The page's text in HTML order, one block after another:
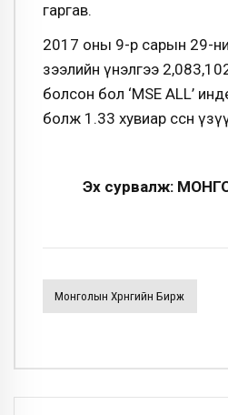
гаргав.
2017 оны 9-р сарын 29-
зээлийн үнэлгээ
болсон бол ‘MSE ALL’
болж 1.33 хувиар өссөн
Эх сурвалж:
Монголын Хөрөнгийн Бирж